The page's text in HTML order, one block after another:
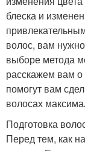
блеска и
волос, вам
выборе метода
расскажем вам о
помогут вам
волосах
Подготовка
Перед тем, как